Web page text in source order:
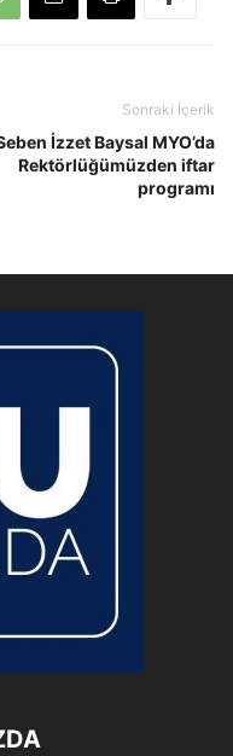
Sonraki İçerik
İzzet Baysal MYO’da
Rektörlüğümüzden iftar
programı